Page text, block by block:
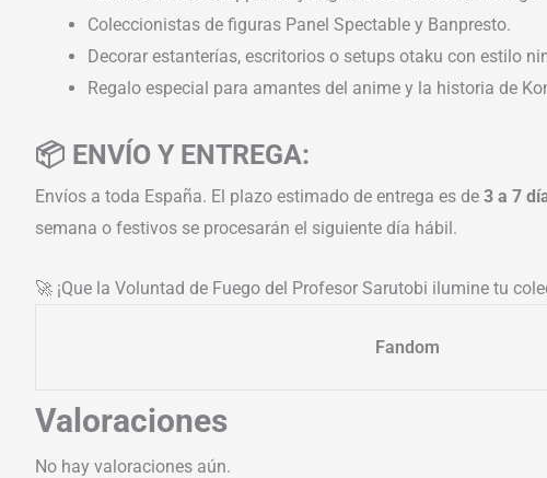
Coleccionistas de figuras Panel Spectable y Banpresto.
Decorar estanterías, escritorios o setups otaku con estilo
Regalo especial para amantes del anime y la historia de
📦 ENVÍO Y ENTREGA:
Envíos a toda España. El plazo estimado de entrega es de 3 a 7
semana o festivos se procesarán el siguiente día hábil.
🚀 ¡Que la Voluntad de Fuego del Profesor Sarutobi ilumine tu
Fandom
Valoraciones
No hay valoraciones aún.